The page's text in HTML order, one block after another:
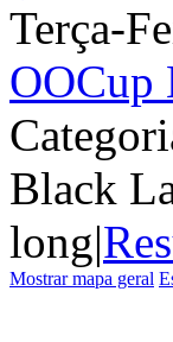
Terça-
Black
long|
Mostrar mapa geral